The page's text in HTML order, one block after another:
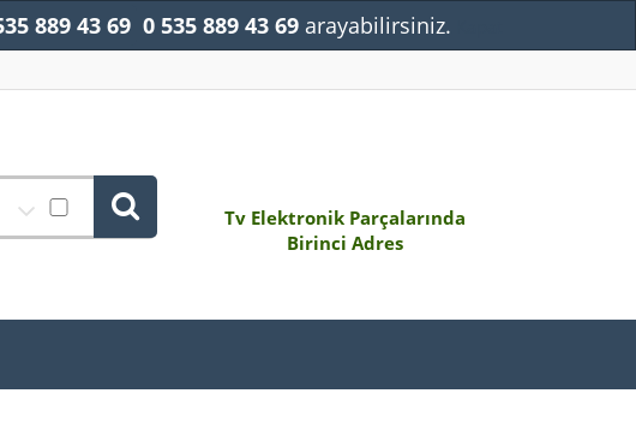
Tv Elektronik Parçalarında
Birinci Adres
889 43 69 0 535 889 43 69 arayabilirsiniz.